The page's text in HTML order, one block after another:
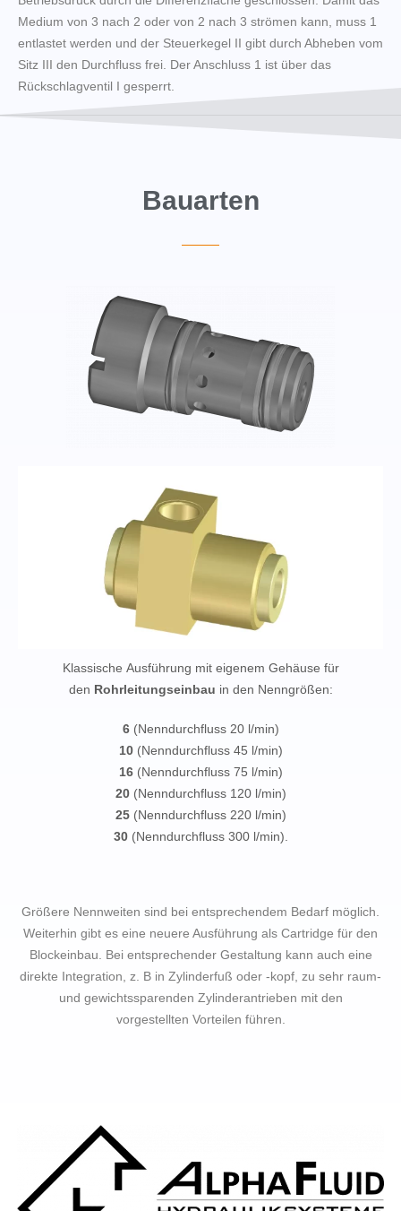
Medium von 3 nach 2 oder von 2 nach 3 strömen kann, muss 1
entlastet werden und der Steuerkegel II gibt durch Abheben vom
Sitz III den Durchfluss frei. Der Anschluss 1 ist über das
Rückschlagventil I gesperrt.
Bauarten
Klassische Ausführung mit eigenem Gehäuse für
den Rohrleitungseinbau in den Nenngrößen:
6(Nenndurchfluss 20 l/min)
10 (Nenndurchfluss 45 l/min)
16 (Nenndurchfluss 75 l/min)
20 (Nenndurchfluss 120 l/min)
25 (Nenndurchfluss 220 l/min)
30 (Nenndurchfluss 300 l/min).
Größere Nennweiten sind bei entsprechendem Bedarf möglich.
Weiterhin gibt es eine neuere Ausführung als Cartridge für den
Blockeinbau. Bei entsprechender Gestaltung kann auch eine
direkte Integration, z. B in Zylinderfuß oder -kopf, zu sehr raum-
und gewichtssparenden Zylinderantrieben mit den
vorgestellten Vorteilen führen.